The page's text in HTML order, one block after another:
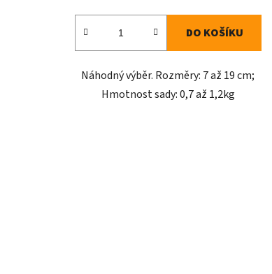
DO KOŠÍKU
Náhodný výběr. Rozměry: 7 až 19 cm;
Hmotnost sady: 0,7 až 1,2kg